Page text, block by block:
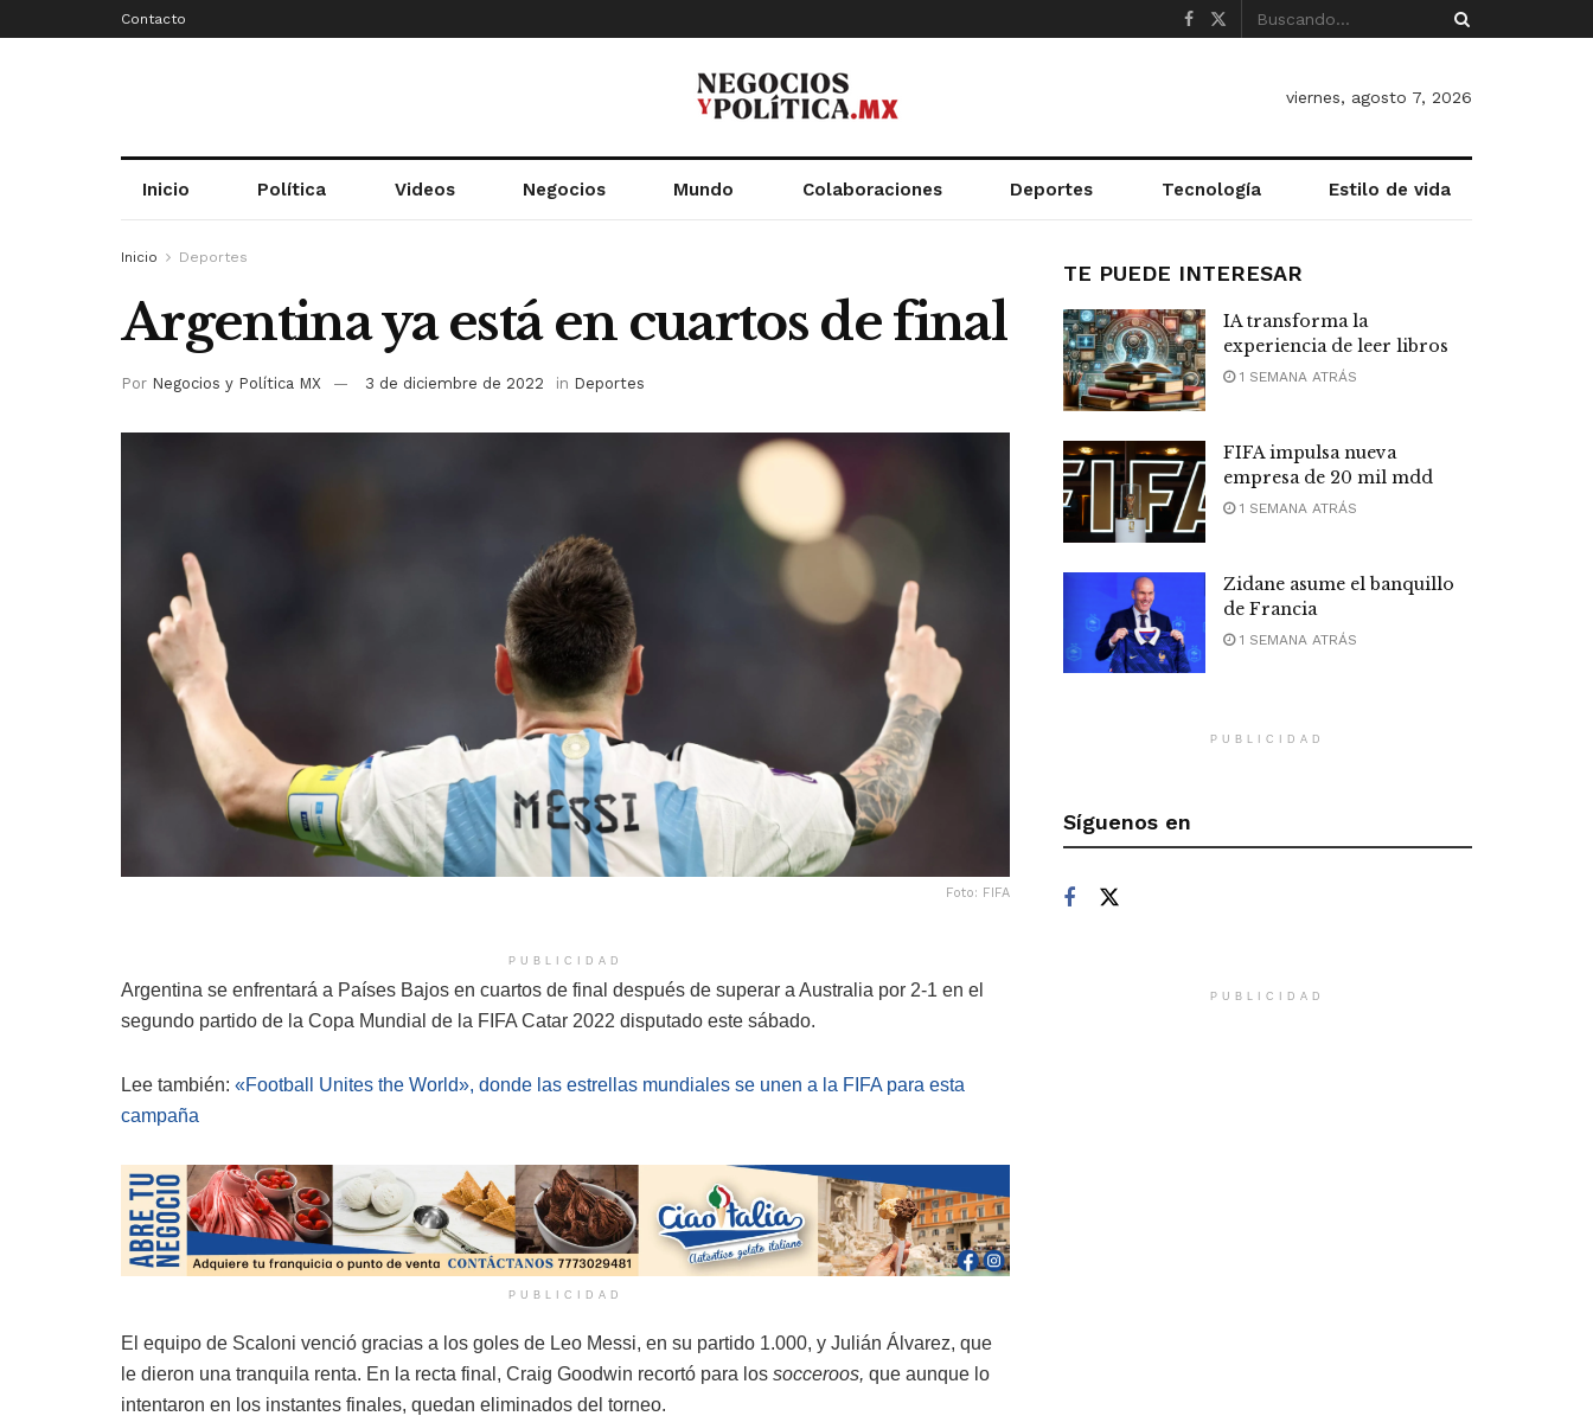
Contacto
viernes, agosto 7, 2026
Inicio Política Videos Negocios Mundo Colaboraciones Deportes Tecnología Estilo de vida
Inicio Deportes
Argentina ya está en cuartos de final
Por Negocios y Política MX 3 de diciembre de 2022 in Deportes
Foto: FIFA
PUBLICIDAD
Argentina se enfrentará a Países Bajos en cuartos de final después de superar a Australia por 2-1 en el
segundo partido de la Copa Mundial de la FIFA Catar 2022 disputado este sábado.
Lee también: «Football Unites the World», donde las estrellas mundiales se unen a la FIFA para esta
campaña
PUBLICIDAD
El equipo de Scaloni venció gracias a los goles de Leo Messi, en su partido 1.000, y Julián Álvarez, que
le dieron una tranquila renta. En la recta final, Craig Goodwin recortó para los socceroos, que aunque lo
intentaron en los instantes finales, quedan eliminados del torneo.
TE PUEDE INTERESAR
IA transforma la
experiencia de leer libros
1 SEMANA ATRÁS
FIFA impulsa nueva
empresa de 20 mil mdd
1 SEMANA ATRÁS
Zidane asume el banquillo
de Francia
1 SEMANA ATRÁS
PUBLICIDAD
Síguenos en
PUBLICIDAD